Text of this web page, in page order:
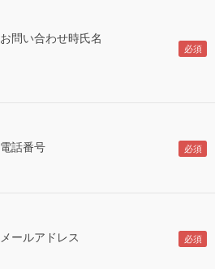
お問い合わせ時氏名
電話番号
メールアドレス